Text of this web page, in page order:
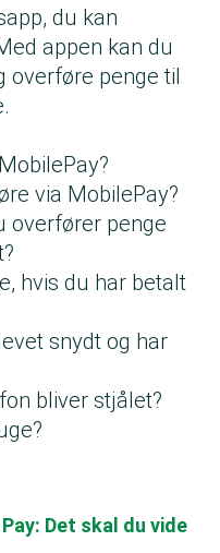
du kan
appen kan du
overføre penge til
via MobilePay?
overfører penge
hvis du har betalt
snydt og har
bliver stjålet?
Det skal du vide